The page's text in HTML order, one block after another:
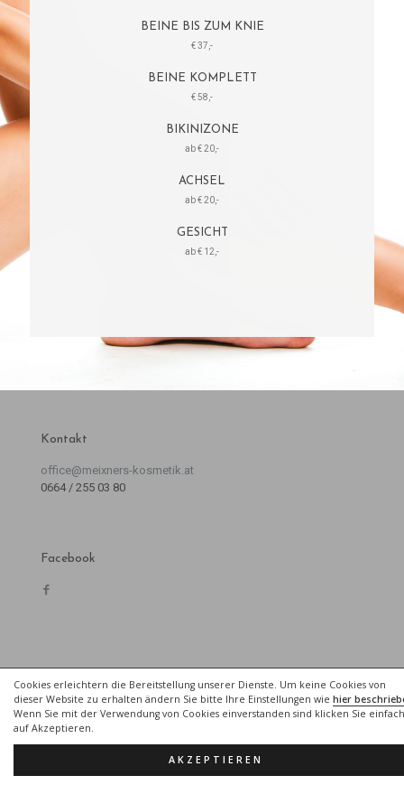
Cookies erleichtern die Bereitstellung unserer Dienste. Um keine Cookies von
dieser Website zu erhalten ändern Sie bitte Ihre Einstellungen wie hier
Wenn Sie mit der Verwendung von Cookies einverstanden sind klicken Sie einfach
auf Akzeptieren.
AKZEPTIEREN
BEINE BIS ZUM KNIE
€ 37,-
BEINE KOMPLETT
€ 58,-
BIKINIZONE
ab € 20,-
ACHSEL
ab € 20,-
GESICHT
ab € 12,-
Kontakt
office@meixners-kosmetik.at
0664 / 255 03 80
Facebook
Shortlinks
Anfahrt und Parken
Impressum